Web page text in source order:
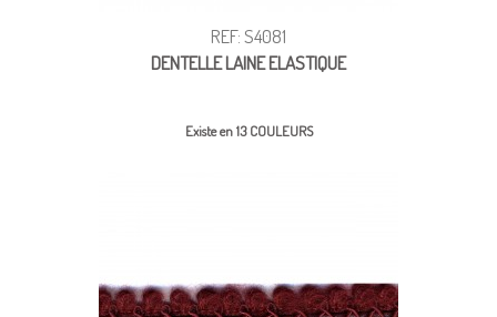
REF: S4081
DENTELLE LAINE ELASTIQUE
Existe en 13 COULEURS